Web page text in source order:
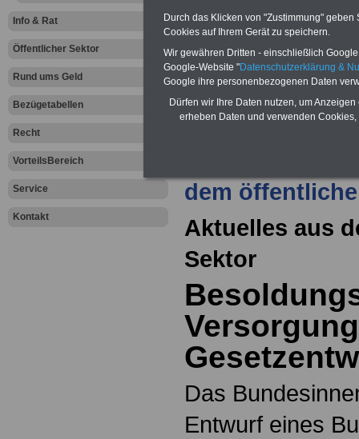
Info & Rat
Öffentlicher Sektor
Rund ums Geld
Bezügetabellen
Recht
VorteilsBereich
Service
Kontakt
Ihr
den Fall der
Leben
dem
Aktuelles aus
Sektor
Das
Entwurf eines
Durch das Klicken von "Zustimmung"
Cookies auf Ihrem Gerät zu speichern.
Wir gewähren Dritten - einschließlich
Google-Website "Datenschutzerklärung &
Google ihre personenbezogenen Daten
Dürfen wir Ihre Daten nutzen, um
erheben Daten und verwenden